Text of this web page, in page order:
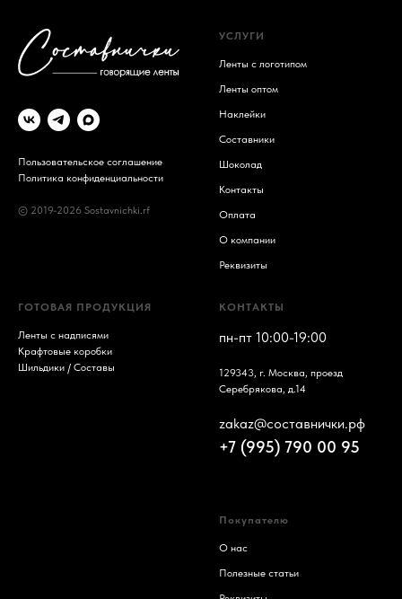
Пользовательское соглашение
Политика конфиденциальности
© 2019-2026 Sostavnichki.rf
УСЛУГИ
Ленты с логотипом
Ленты оптом
Наклейки
Составники
Шоколад
Контакты
Оплата
О компании
Реквизиты
ГОТОВАЯ ПРОДУКЦИЯ
Ленты с надписями
Крафтовые коробки
Шильдики / Составы
КОНТАКТЫ
пн-пт 10:00-19:00
129343, г. Москва, проезд
Серебрякова, д.14
zakaz@составнички.рф
+7 (995) 790 00 95
Покупателю
О нас
Полезные статьи